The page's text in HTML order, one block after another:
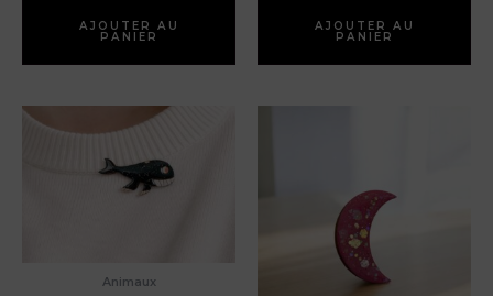
AJOUTER AU
PANIER
AJOUTER AU
PANIER
Animaux